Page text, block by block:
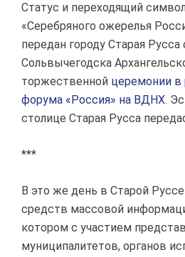
Статус и переходящий
«Серебряного ожерелья
передан городу Старая Русса
Сольвычегодска
торжественной церемонии в
форума «Россия» на ВДНХ.
столице Старая Русса
***
В это же день в Старой
средств массовой
котором с участием
муниципалитетов, органов